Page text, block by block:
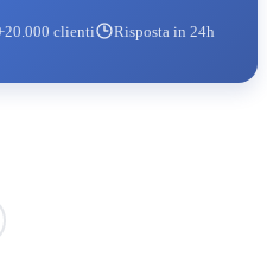
clienti Risposta in 24h